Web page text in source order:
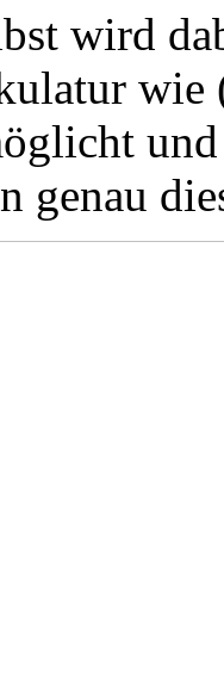
wird
wie
genau